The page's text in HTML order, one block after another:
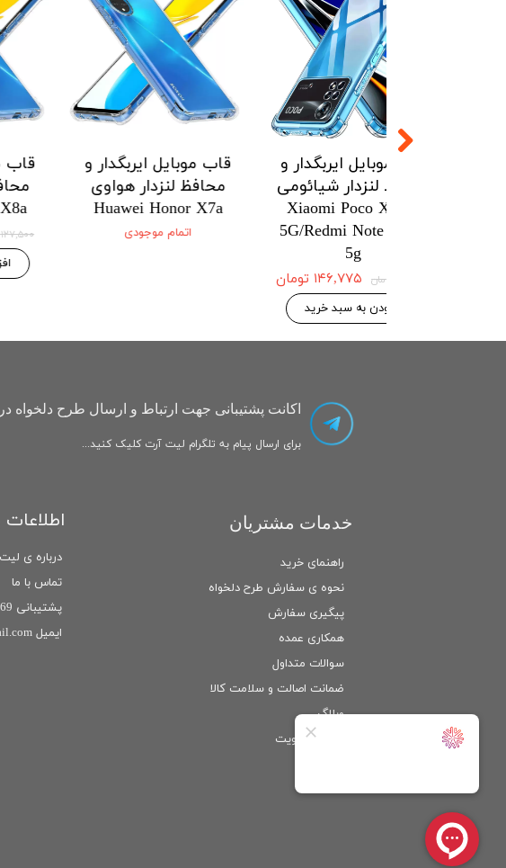
قاب موبایل ایربگدار و
محافظ لنزدار هواوی
Huawei Honor X7a
اتمام موجودی
قاب موبایل ایربگدار و
محافظ لنزدار شیائومی
Xiaomi Poco X5pro
5G/Redmi Note 12pro
۱۵۴,۵۰۰ تومان ۱۴۶,۷۷۵ تومان
افزودن به سبد خرید
راهنمای خرید
نحوه ی سفارش طرح دلخواه
پیگیری سفارش
همکاری عمده
سوالات متداول
ضمانت اصالت و سلامت كالا
وبلاگ
خدمات مشتریان
اکانت پشتیبانی جهت ارتباط و ارسال طرح دلخواه
برای ارسال پیام به تلگرام لیت آرت کلیک کنید...
درباره ی
تماس با ما
پشتیبانی 09056629069
ایمیل Litart.ir@gmail.com
عضویت